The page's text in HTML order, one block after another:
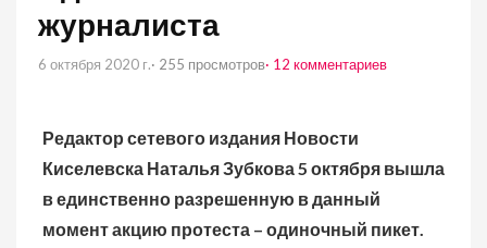
журналиста
6 октября 2020 г.· 255 просмотров· 12 комментариев
Редактор сетевого издания Новости
Киселевска Наталья Зубкова 5 октября вышла
в единственно разрешенную в данный
момент акцию протеста – одиночный пикет.